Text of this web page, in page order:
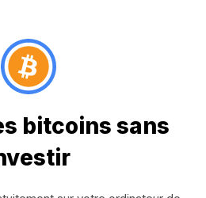
bitcoins sans